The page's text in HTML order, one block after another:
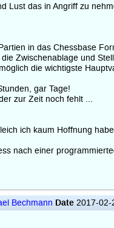
Lust das in Angriff zu
in das Chessbase
Zwischenablage und
die wichtigste
gar Tage!
zur Zeit noch fehlt ...
ich kaum Hoffnung
nach einer
Bechmann Date 2017-02-